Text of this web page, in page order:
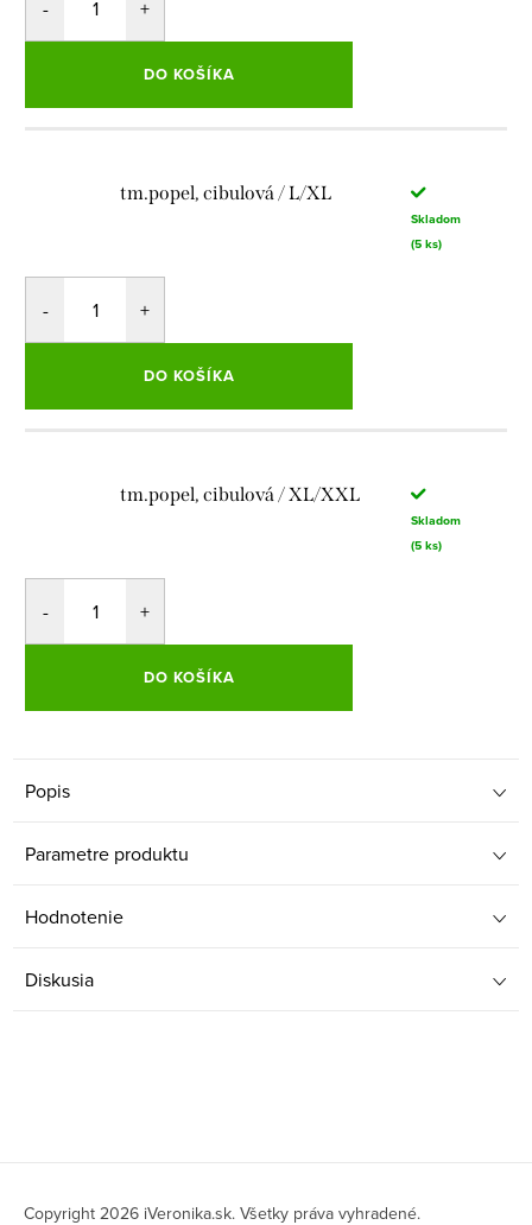
DO KOŠÍKA
tm.popel, cibulová / L/XL
Skladom
(5 ks)
DO KOŠÍKA
tm.popel, cibulová / XL/XXL
Skladom
(5 ks)
DO KOŠÍKA
Popis
Parametre produktu
Hodnotenie
Diskusia
Copyright 2026 iVeronika.sk. Všetky práva vyhradené.